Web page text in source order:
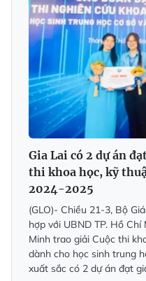
Gia Lai có 2 dự án
thi khoa học, kỹ
2024-2025
(GLO)- Chiều 21-3, Bộ
hợp với UBND TP. Hồ Chí
Minh trao giải Cuộc thi
dành cho học sinh trung
xuất sắc có 2 dự án đạt